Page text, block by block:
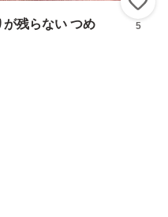
が残らない つめ
5